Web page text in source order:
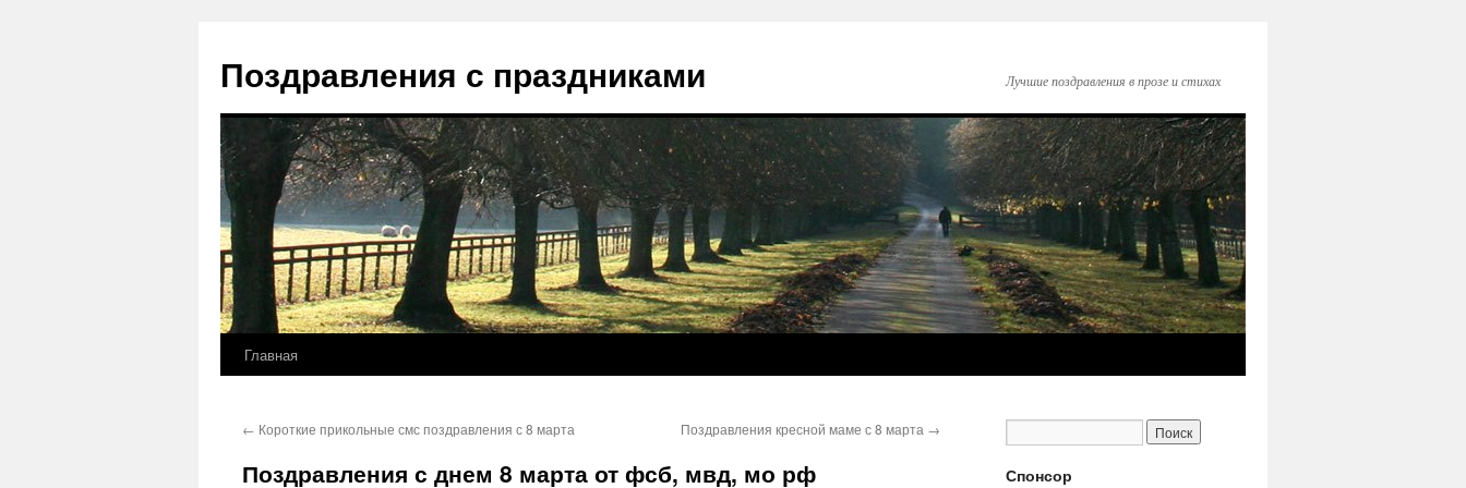
содержимому
Поздравления с праздниками Лучшие поздравления в прозе и стихах
Главная
← Короткие прикольные смс поздравления с 8 марта Поздравления кресной маме с 8 марта →
Поздравления с днем 8 марта от фсб, мвд, мо рф Спонсор